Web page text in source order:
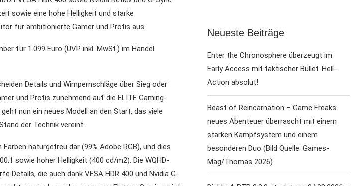
sowie eine hohe Helligkeit und starke
für ambitionierte Gamer und Profis aus.
für 1.099 Euro (UVP inkl. MwSt.) im Handel
Details und Wimpernschläge über Sieg oder
und Profis zunehmend auf die ELITE Gaming-
nun ein neues Modell an den Start, das viele
der Technik vereint.
naturgetreu dar (99% Adobe RGB), und dies
sowie hoher Helligkeit (400 cd/m2). Die WQHD-
Details, die auch dank VESA HDR 400 und Nvidia G-
Neueste Beiträge
Enter the Chronosphere überzeugt im
Early Access mit taktischer Bullet-Hell-
Action absolut!
Beast of Reincarnation – Game Freaks
neues Abenteuer überrascht mit einem
starken Kampfsystem und einem
besonderen Duo (Bild Quelle: Games-
Mag/Thomas 2026)